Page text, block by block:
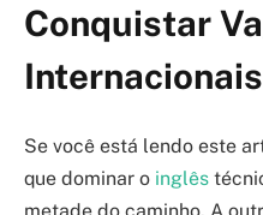
Conquistar
Internacionais
Se você está lendo este
que dominar o inglês